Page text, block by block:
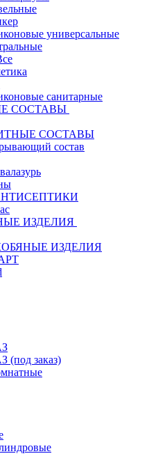
универсальные
санитарные
СОСТАВЫ
СОСТАВЫ
состав
ИЗДЕЛИЯ
ИЗДЕЛИЯ
(под заказ)